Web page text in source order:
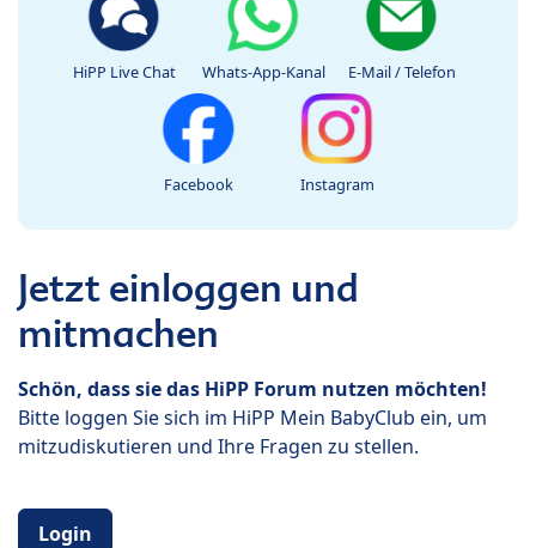
HiPP Live Chat Whats-App-Kanal E-Mail / Telefon
Facebook Instagram
Jetzt einloggen und
mitmachen
Schön, dass sie das HiPP Forum nutzen möchten!
Bitte loggen Sie sich im HiPP Mein BabyClub ein, um
mitzudiskutieren und Ihre Fragen zu stellen.
Login